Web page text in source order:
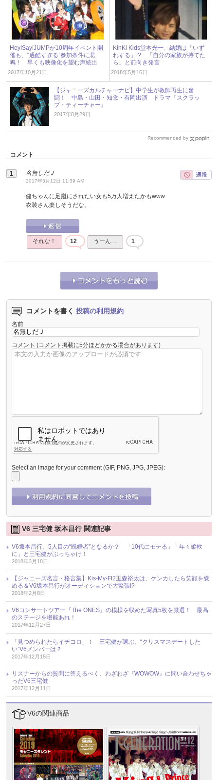
Hey!Say!JUMPが10周年イベント開
催も、“過酷すぎる”参加条件に悲
鳴！ 早くも映像化を望む声続出
2017年10月21日
KinKi Kids堂本光一、結婚は「いず
れする」!? 「自分の家族が持てた
ら」と前向き発言
2018年5月16日
【ジャニーズカルチャーナビ】中学生が教師再生に奮
闘！ 中島・山田・知念・有岡出演 ドラマ『スクラッ
プ・ティーチャー』
2017年8月29日
Recommended by
コメント
名無しだＪ
2017年3月12日 11:39 AM
健ちゃんに足蹴にされたい女も5万人増えたかもwww
衣装さん楽しそうだな。
それな！ 12 うーん… 1
コメントを書く 投稿の利用規約
名前
コメント (コメント掲載に5分ほどかかる場合があります)
Select an image for your comment (GIF, PNG, JPG, JPEG):
V6 三宅健 坂本昌行 関連記事
V6坂本昌行、5人目の“既婚者”となるか？ 「10代にモテる」「年々柔軟
に」と三宅健がぶっちゃけ！
2018年3月18日
【ジャニーズ名言・格言集】Kis-My-Ft2玉森裕太は、ケンカしたら笑顔を褒
める＆V6坂本昌行がオーディションで大緊張!?
2018年2月8日
V6コンサートツアー『The ONES』の模様を収めた写真5枚を厳選！ 最高
のステージを堪能あれ！
2017年12月27日
「見つめられたらイチコロ」！ 三宅健が選ぶ、“クリスマスデートした
い”V6メンバーは？
2017年12月15日
リスナーからの質問に答えるべく、わざわざ『WOWOW』に問い合わせちゃ
ったV6三宅健
2017年12月11日
V6の関連商品